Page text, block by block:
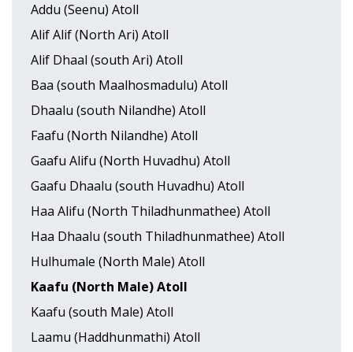
Addu (Seenu) Atoll
Alif Alif (North Ari) Atoll
Alif Dhaal (south Ari) Atoll
Baa (south Maalhosmadulu) Atoll
Dhaalu (south Nilandhe) Atoll
Faafu (North Nilandhe) Atoll
Gaafu Alifu (North Huvadhu) Atoll
Gaafu Dhaalu (south Huvadhu) Atoll
Haa Alifu (North Thiladhunmathee) Atoll
Haa Dhaalu (south Thiladhunmathee) Atoll
Hulhumale (North Male) Atoll
Kaafu (North Male) Atoll
Kaafu (south Male) Atoll
Laamu (Haddhunmathi) Atoll